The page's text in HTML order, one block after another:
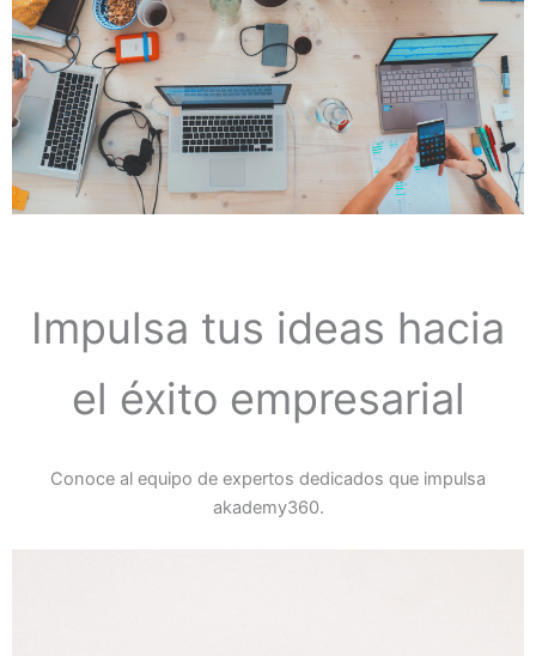
Impulsa tus ideas hacia
el éxito empresarial
Conoce al equipo de expertos dedicados que impulsa
akademy360.